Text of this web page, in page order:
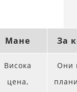
Мане За
Висока
цена,
Они